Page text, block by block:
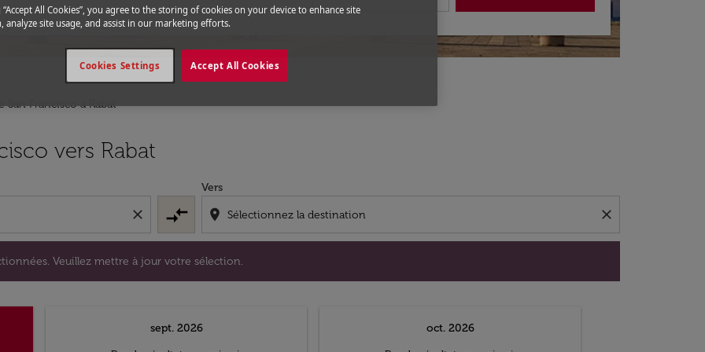
San Francisco a Rabat
vers Rabat
close compare_arrows
Vers
location_on close
Veuillez mettre à jour votre sélection.
Veuillez mettre à jour votre sélection.
sept. 2026
oct. 2026
“Accept All Cookies”, you agree to the storing of cookies on your device to enhance site
analyze site usage, and assist in our marketing efforts.
Accept All Cookies
Cookies Settings